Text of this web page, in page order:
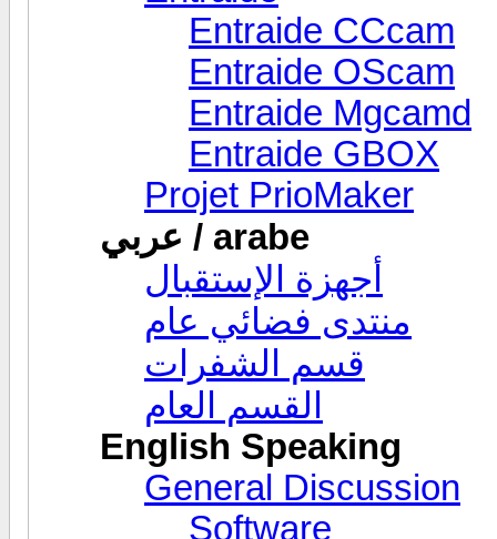
Entraide CCcam
Entraide OScam
Entraide Mgcamd
Entraide GBOX
Projet PrioMaker
عربي / arabe
أجهزة الإستقبال
منتدى فضائي عام
قسم الشفرات
القسم العام
English Speaking
General Discussion
Software